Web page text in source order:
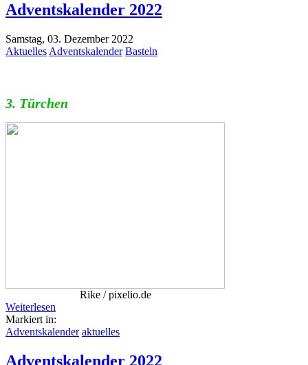
Adventskalender 2022
Samstag, 03. Dezember 2022
Aktuelles Adventskalender Basteln
3. Türchen
Rike / pixelio.de
Weiterlesen
Markiert in:
Adventskalender aktuelles
Adventskalender 2022